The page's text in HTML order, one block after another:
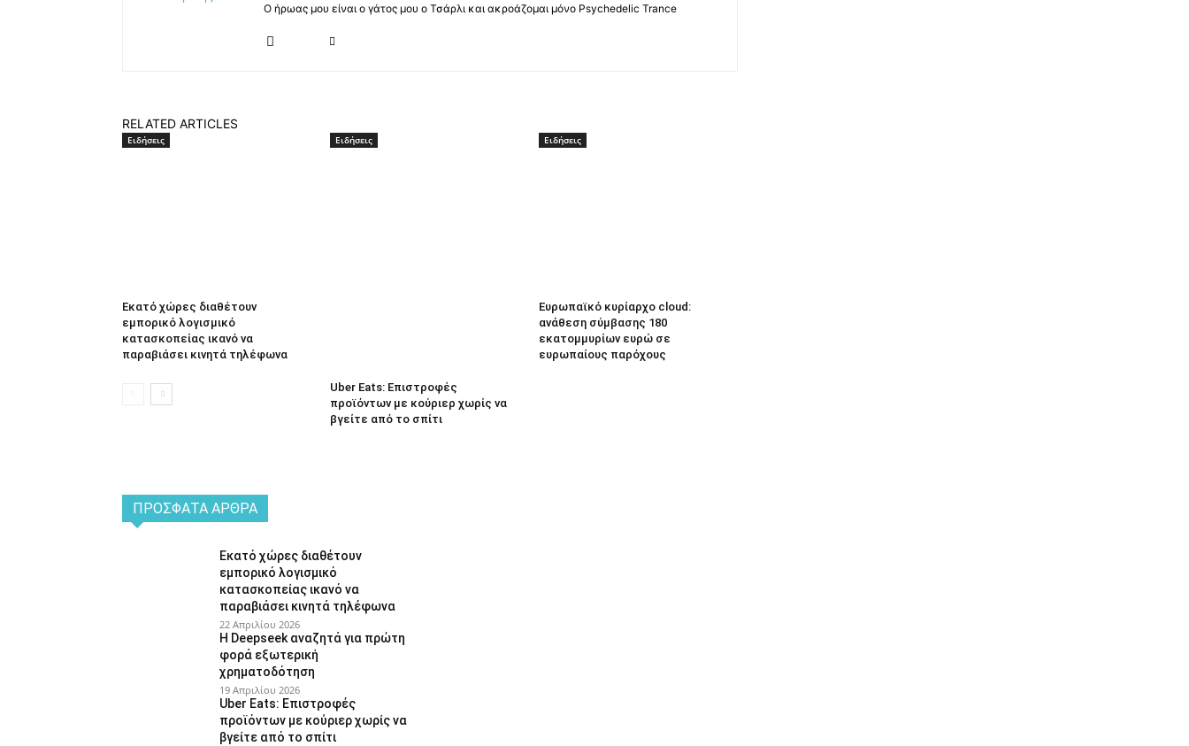
Ο ήρωας μου είναι ο γάτος μου ο Τσάρλι και ακροάζομαι μόνο Psychedelic Trance
RELATED ARTICLES
Ειδήσεις
Εκατό χώρες διαθέτουν
εμπορικό λογισμικό
κατασκοπείας ικανό να
παραβιάσει κινητά τηλέφωνα
Ειδήσεις
Uber Eats: Επιστροφές
προϊόντων με κούριερ χωρίς να
βγείτε από το σπίτι
Ειδήσεις
Ευρωπαϊκό κυρίαρχο cloud:
ανάθεση σύμβασης 180
εκατομμυρίων ευρώ σε
ευρωπαίους παρόχους
ΠΡΌΣΦΑΤΑ ΆΡΘΡΑ
Εκατό χώρες διαθέτουν
εμπορικό λογισμικό
κατασκοπείας ικανό να
παραβιάσει κινητά τηλέφωνα
22 Απριλίου 2026
Η Deepseek αναζητά για πρώτη
φορά εξωτερική
χρηματοδότηση
19 Απριλίου 2026
Uber Eats: Επιστροφές
προϊόντων με κούριερ χωρίς να
βγείτε από το σπίτι